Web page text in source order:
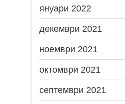
януари 2022
декември 2021
ноември 2021
октомври 2021
септември 2021